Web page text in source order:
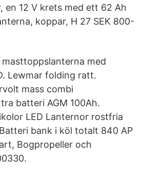
en 12 V krets med ett 62 Ah
koppar, H 27 SEK 800-
med
Lewmar folding ratt.
mass combi
batteri AGM 100Ah.
LED Lanternor rostfria
bank i köl totalt 840 AP
Bogpropeller och